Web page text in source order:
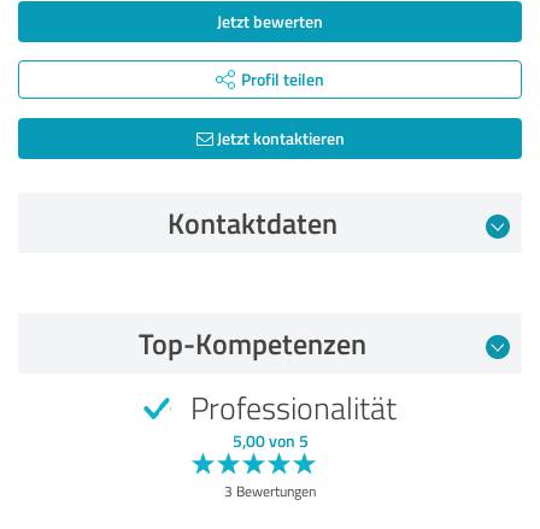
Jetzt bewerten
Profil teilen
Jetzt kontaktieren
Kontaktdaten
Empfehlung
Top-Kompetenzen
Professionalität
5,00 von 5
3 Bewertungen